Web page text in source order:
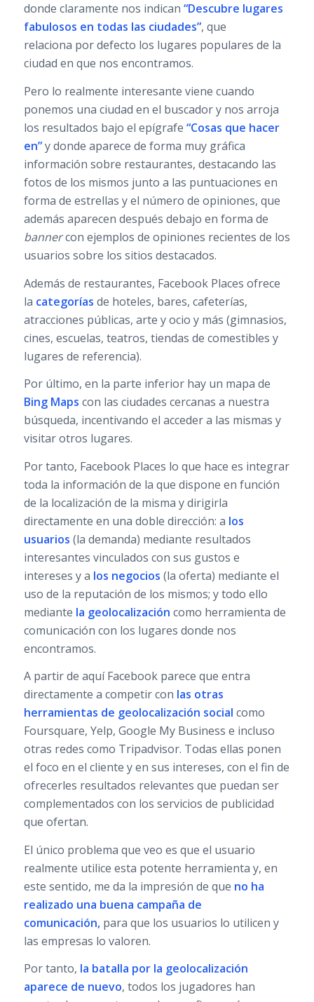
donde claramente nos indican “Descubre lugares
fabulosos en todas las ciudades”, que
relaciona por defecto los lugares populares de la
ciudad en que nos encontramos.
Pero lo realmente interesante viene cuando
ponemos una ciudad en el buscador y nos arroja
los resultados bajo el epígrafe “Cosas que hacer
en”y donde aparece de forma muy gráfica
información sobre restaurantes, destacando las
fotos de los mismos junto a las puntuaciones en
forma de estrellas y el número de opiniones, que
además aparecen después debajo en forma de
bannercon ejemplos de opiniones recientes de los
usuarios sobre los sitios destacados.
Además de restaurantes, Facebook Places ofrece
la categorías de hoteles, bares, cafeterías,
atracciones públicas, arte y ocio y más (gimnasios,
cines, escuelas, teatros, tiendas de comestibles y
lugares de referencia).
Por último, en la parte inferior hay un mapa de
Bing Maps con las ciudades cercanas a nuestra
búsqueda, incentivando el acceder a las mismas y
visitar otros lugares.
Por tanto, Facebook Places lo que hace es integrar
toda la información de la que dispone en función
de la localización de la misma y dirigirla
directamente en una doble dirección: a los
usuarios (la demanda) mediante resultados
interesantes vinculados con sus gustos e
intereses y a los negocios (la oferta) mediante el
uso de la reputación de los mismos; y todo ello
mediante la geolocalización como herramienta de
comunicación con los lugares donde nos
encontramos.
A partir de aquí Facebook parece que entra
directamente a competir con las otras
herramientas de geolocalización social como
Foursquare, Yelp, Google My Business e incluso
otras redes como Tripadvisor. Todas ellas ponen
el foco en el cliente y en sus intereses, con el fin de
ofrecerles resultados relevantes que puedan ser
complementados con los servicios de publicidad
que ofertan.
El único problema que veo es que el usuario
realmente utilice esta potente herramienta y, en
este sentido, me da la impresión de que no ha
realizado una buena campaña de
comunicación, para que los usuarios lo utilicen y
las empresas lo valoren.
Por tanto, la batalla por la geolocalización
aparece de nuevo, todos los jugadores han